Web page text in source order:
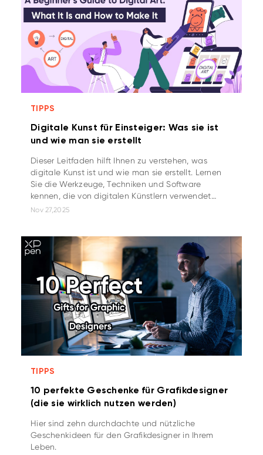
TIPPS
Digitale Kunst für Einsteiger: Was sie ist
und wie man sie erstellt
Dieser Leitfaden hilft Ihnen zu verstehen, was
digitale Kunst ist und wie man sie erstellt. Lernen
Sie die Werkzeuge, Techniken und Software
kennen, die von digitalen Künstlern verwendet
werden.
Nov 27,2025
TIPPS
10 perfekte Geschenke für Grafikdesigner
(die sie wirklich nutzen werden)
Hier sind zehn durchdachte und nützliche
Geschenkideen für den Grafikdesigner in Ihrem
Leben.